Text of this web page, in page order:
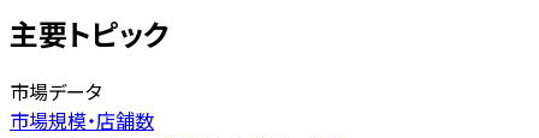
主要トピック
市場データ
市場規模・店舗数